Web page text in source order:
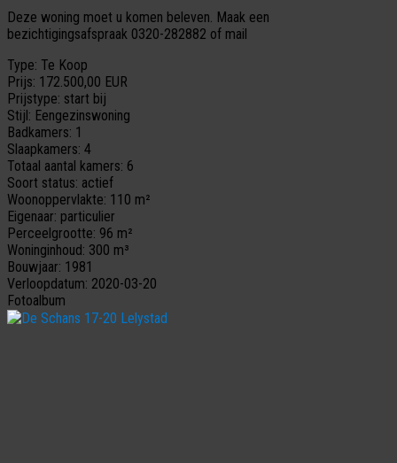
Deze woning moet u komen beleven. Maak een
bezichtigingsafspraak 0320-282882 of mail
Type: Te Koop
Prijs: 172.500,00 EUR
Prijstype: start bij
Stijl: Eengezinswoning
Badkamers: 1
Slaapkamers: 4
Totaal aantal kamers: 6
Soort status: actief
Woonoppervlakte: 110 m²
Eigenaar: particulier
Perceelgrootte: 96 m²
Woninginhoud: 300 m³
Bouwjaar: 1981
Verloopdatum: 2020-03-20
Fotoalbum